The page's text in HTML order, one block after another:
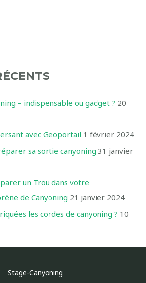
– indispensable ou gadget ? 20
avec Geoportail 1 février 2024
sa sortie canyoning 31 janvier
un Trou dans votre
de Canyoning 21 janvier 2024
les cordes de canyoning ? 10
Stage-Canyoning